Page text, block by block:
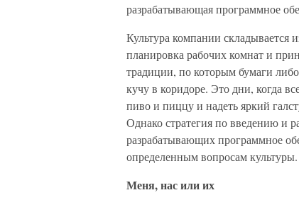
разрабатывающая программное
Культура компании
планировка рабочих комнат и
традиции, по которым бумаги
кучу в коридоре. Это дни, когда
пиво и пиццу и надеть яркий
Однако стратегия по введению и
разрабатывающих программное
определенным вопросам культуры.
Меня, нас или их